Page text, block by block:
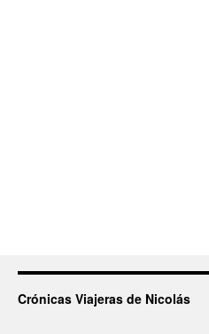
Crónicas Viajeras de Nicolás